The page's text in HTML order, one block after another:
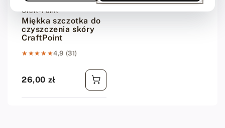
Dostawca:
Craft-Point
Miękka szczotka do
czyszczenia skóry
CraftPoint
★★★★★
★★★★★4,9 (31)
Cena regularna
26,00 zł